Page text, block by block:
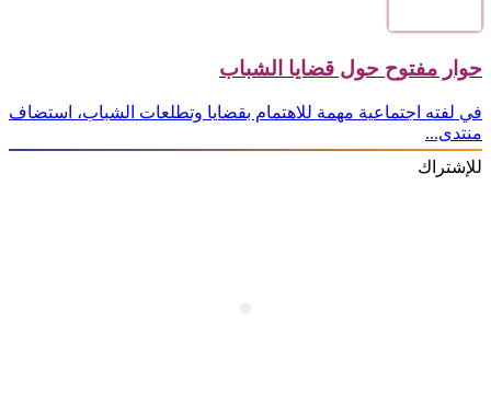
حوار مفتوح حول قضايا الشباب
في لفته اجتماعية مهمة للاهتمام بقضايا وتطلعات الشباب، استضاف
منتدى...
للإشتراك